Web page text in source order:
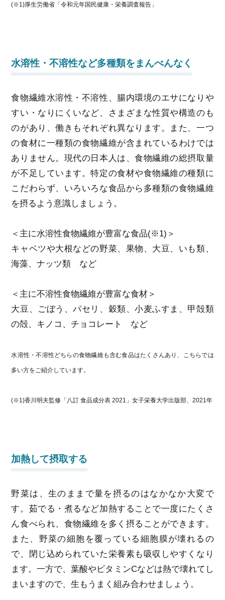
(※1)厚生労働省「令和元年国民健康・栄養調査報告」
水溶性・不溶性など多種類をまんべんなく
食物繊維水溶性・不溶性、腸内環境のエサになりや
すい・なりにくいなど、さまざまな性質や構造のも
のがあり、働きもそれぞれ異なります。また、一つ
の食材に一種類の食物繊維が含まれているわけでは
ありません。現代の日本人は、食物繊維の総摂取量
が不足しています。特定の食材や食物繊維の種類に
こだわらず、いろいろな食品から多種類の食物繊維
を摂るよう意識しましょう。
＜主に水溶性食物繊維が豊富な食品(※1)＞
キャベツや大根などの野菜、果物、大豆、いも類、
海藻、ナッツ類 など
＜主に不溶性食物繊維が豊富な食材＞
大豆、ごぼう、パセリ、穀類、小麦ふすま、甲殻類
の殻、キノコ、チョコレート など
水溶性・不溶性どちらの食物繊維も含む食品はたくさんあり、こちらでは
多い方をご紹介しています。
(※1)香川明夫監修「八訂 食品成分表 2021」女子栄養大学出版部、2021年
加熱して摂取する
野菜は、生のままで量を摂るのはなかなか大変で
す。茹でる・煮るなど加熱することで一度にたくさ
ん食べられ、食物繊維を多く摂ることができます。
また、野菜の細胞を覆っている細胞膜が壊れるの
で、閉じ込められていた栄養素も吸収しやすくなり
ます。一方で、葉酸やビタミンCなどは熱で壊れてし
まいますので、生もうまく組み合わせましょう。